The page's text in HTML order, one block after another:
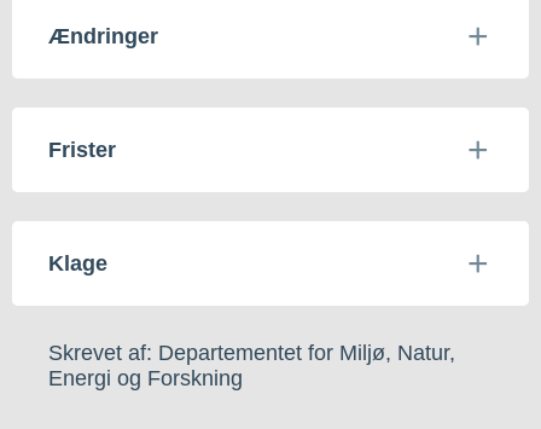
Ændringer
Frister
Klage
Skrevet af: Departementet for Miljø, Natur,
Energi og Forskning